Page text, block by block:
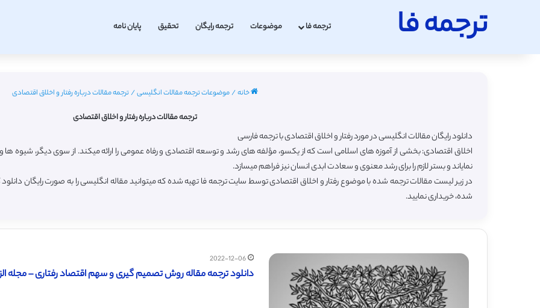
ترجمه فا ترجمه فا موضوعات ترجمه رایگان تحقیق پایان نامه
خانه/موضوعات ترجمه مقالات انگلیسی/ترجمه مقالات درباره رفتار و اخلاق اقتصادی
ترجمه مقالات درباره رفتار و اخلاق اقتصادی
دانلود رایگان مقالات انگلیسی در مورد رفتار و اخلاق اقتصادی با ترجمه فارسی
اخلاق اقتصادی: بخشی از آموزه‏ های اسلامی است که از یکسو، مؤلفه‏ های رشد و توسعه اقتصادی و رفاه عمومی را ارائه می‏کند. از سوی دیگر، شیوه‏ ها
نمایاند و بستر لازم را برای رشد معنوی و سعادت ابدی انسان نیز فراهم می‏سازد.
در زیر لیست مقالات ترجمه شده با موضوع رفتار و اخلاق اقتصادی توسط سایت ترجمه فا تهیه شده که میتوانید مقاله انگلیسی را به صورت رایگان
شده، خریداری نمایید.
2022-12-06
دانلود ترجمه مقاله روش تصمیم گیری و سهم اقتصاد رفتاری – مجله